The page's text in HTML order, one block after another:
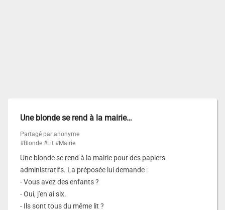
Une blonde se rend à la mairie…
Partagé par anonyme
#Blonde #Lit #Mairie
Une blonde se rend à la mairie pour des papiers
administratifs. La préposée lui demande :
- Vous avez des enfants ?
- Oui, j'en ai six.
- Ils sont tous du même lit ?